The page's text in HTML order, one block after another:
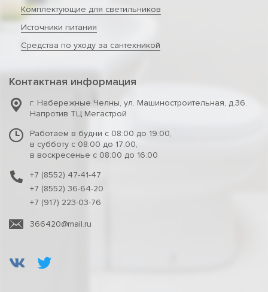
Комплектующие для светильников
Источники питания
Средства по уходу за сантехникой
Контактная информация
г. Набережные Челны, ул. Машиностроительная, д.36.
Напротив ТЦ Мегастрой
Работаем в будни с 08:00 до 19:00,
в субботу с 08:00 до 17:00,
в воскресенье с 08:00 до 16:00
+7 (8552) 47-41-47
+7 (8552) 36-64-20
+7 (917) 223-03-76
366420@mail.ru